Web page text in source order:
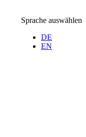
Sprache auswählen
DE
EN